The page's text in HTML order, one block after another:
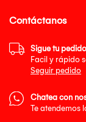
Contáctanos
Sigue tu pedido
Facil y rápido
Seguir pedido
Chatea con
Te atendemos